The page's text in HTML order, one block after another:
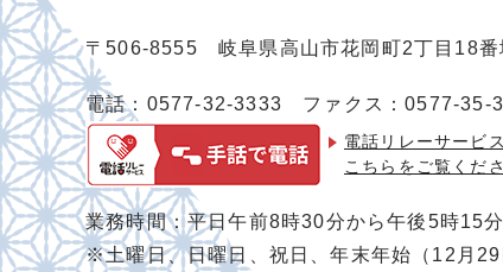
〒506-8555 岐阜県高山市花岡町2丁目18
電話：0577-32-3333 ファクス：0577-35-
電話リレーサービ
こちらをご覧くだ
業務時間：平日午前8時30分から午後5時15分
※土曜日、日曜日、祝日、年末年始（12月29